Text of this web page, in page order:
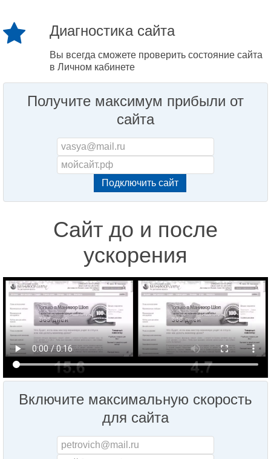
Диагностика сайта
Вы всегда сможете проверить состояние сайта
в Личном кабинете
Получите максимум прибыли от
сайта
Сайт до и после
ускорения
Включите максимальную скорость
для сайта